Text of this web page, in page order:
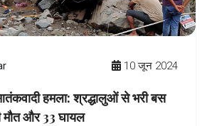
10 जून 2024
हमला: श्रद्धालुओं से भरी बस
मौत और 33 घायल